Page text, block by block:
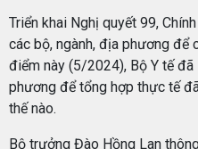
Triển khai Nghị quyết 99,
các bộ, ngành, địa phương để
điểm này (5/2024), Bộ Y tế
phương để tổng hợp thực tế
thế nào.
Bộ trưởng Đào Hồng Lan